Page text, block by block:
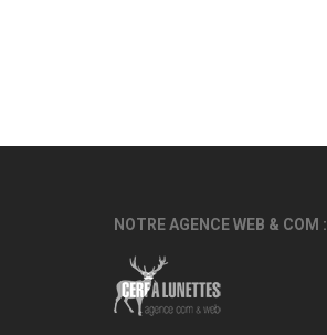
NOTRE AGENCE WEB & COM :